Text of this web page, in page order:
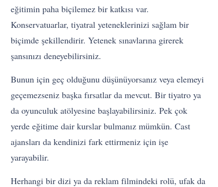
eğitimin paha biçilemez bir katkısı var.
Konservatuarlar, tiyatral yeteneklerinizi sağlam bir
biçimde şekillendirir. Yetenek sınavlarına girerek
şansınızı deneyebilirsiniz.
Bunun için geç olduğunu düşünüyorsanız veya elemeyi
geçemezseniz başka fırsatlar da mevcut. Bir tiyatro ya
da oyunculuk atölyesine başlayabilirsiniz. Pek çok
yerde eğitime dair kurslar bulmanız mümkün. Cast
ajansları da kendinizi fark ettirmeniz için işe
yarayabilir.
Herhangi bir dizi ya da reklam filmindeki rolü, ufak da